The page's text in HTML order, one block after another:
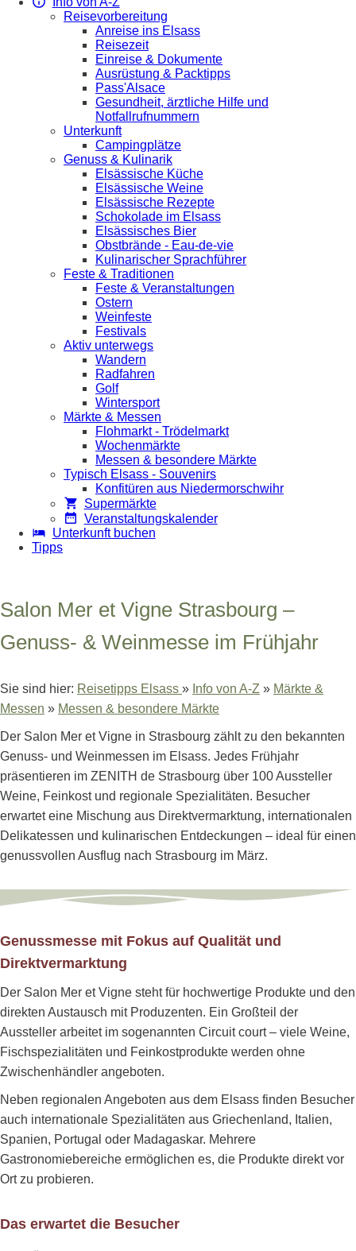
Reisevorbereitung
Anreise ins Elsass
Reisezeit
Einreise & Dokumente
Ausrüstung & Packtipps
Pass'Alsace
Gesundheit, ärztliche Hilfe und
Notfallrufnummern
Unterkunft
Campingplätze
Genuss & Kulinarik
Elsässische Küche
Elsässische Weine
Elsässische Rezepte
Schokolade im Elsass
Elsässisches Bier
Obstbrände - Eau-de-vie
Kulinarischer Sprachführer
Feste & Traditionen
Feste & Veranstaltungen
Ostern
Weinfeste
Festivals
Aktiv unterwegs
Wandern
Radfahren
Golf
Wintersport
Märkte & Messen
Flohmarkt - Trödelmarkt
Wochenmärkte
Messen & besondere Märkte
Typisch Elsass - Souvenirs
Konfitüren aus Niedermorschwihr
Supermärkte
Veranstaltungskalender
Unterkunft buchen
Tipps
Salon Mer et Vigne Strasbourg –
Genuss- & Weinmesse im Frühjahr
Sie sind hier: Reisetipps Elsass » Info von A-Z » Märkte &
Messen » Messen & besondere Märkte
Der Salon Mer et Vigne in Strasbourg zählt zu den bekannten
Genuss- und Weinmessen im Elsass. Jedes Frühjahr
präsentieren im ZENITH de Strasbourg über 100 Aussteller
Weine, Feinkost und regionale Spezialitäten. Besucher
erwartet eine Mischung aus Direktvermarktung, internationalen
Delikatessen und kulinarischen Entdeckungen – ideal für einen
genussvollen Ausflug nach Strasbourg im März.
Genussmesse mit Fokus auf Qualität und
Direktvermarktung
Der Salon Mer et Vigne steht für hochwertige Produkte und den
direkten Austausch mit Produzenten. Ein Großteil der
Aussteller arbeitet im sogenannten Circuit court – viele Weine,
Fischspezialitäten und Feinkostprodukte werden ohne
Zwischenhändler angeboten.
Neben regionalen Angeboten aus dem Elsass finden Besucher
auch internationale Spezialitäten aus Griechenland, Italien,
Spanien, Portugal oder Madagaskar. Mehrere
Gastronomiebereiche ermöglichen es, die Produkte direkt vor
Ort zu probieren.
Das erwartet die Besucher